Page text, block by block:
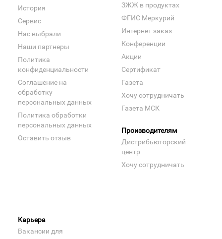
История
Сервис
Нас выбрали
Наши партнеры
Политика
конфиденциальности
Соглашение на
обработку
персональных данных
Политика обработки
персональных данных
Оставить отзыв
ЗЖЖ в продуктах
ФГИС Меркурий
Интернет заказ
Конференции
Акции
Сертификат
Газета
Хочу сотрудничать
Газета МСК
Производителям
Дистрибьюторский
центр
Хочу сотрудничать
Карьера
Вакансии для